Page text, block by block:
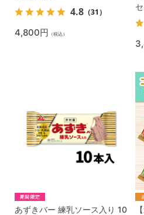
4.8 （31）
4,800円 （税込）
あずきバー 練乳ソース入り 10